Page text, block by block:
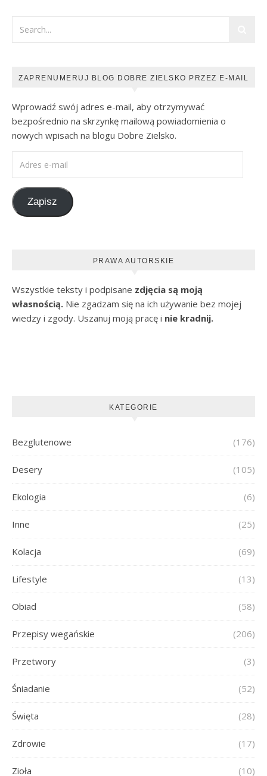
ZAPRENUMERUJ BLOG DOBRE ZIELSKO PRZEZ E-MAIL
Wprowadź swój adres e-mail, aby otrzymywać
bezpośrednio na skrzynkę mailową powiadomienia o
nowych wpisach na blogu Dobre Zielsko.
Zapisz
PRAWA AUTORSKIE
Wszystkie teksty i podpisane zdjęcia są moją
własnością. Nie zgadzam się na ich używanie bez mojej
wiedzy i zgody. Uszanuj moją pracę i nie kradnij.
KATEGORIE
Bezglutenowe (176)
Desery (105)
Ekologia (6)
Inne (25)
Kolacja (69)
Lifestyle (13)
Obiad (58)
Przepisy wegańskie (206)
Przetwory (3)
Śniadanie (52)
Święta (28)
Zdrowie (17)
Zioła (10)